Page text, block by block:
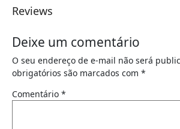
Reviews
Deixe um comentário
O seu endereço de e-mail não será
obrigatórios são marcados com *
Comentário *